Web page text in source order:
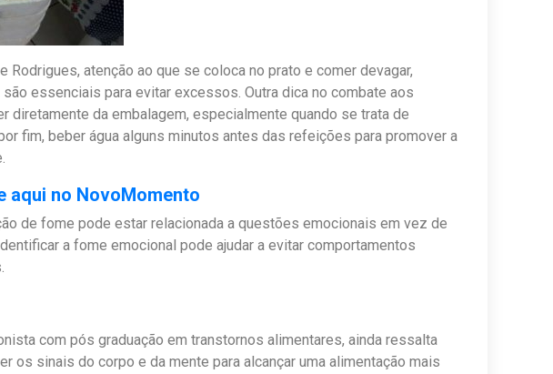
Rodrigues, atenção ao que se coloca no prato e comer devagar,
essenciais para evitar excessos. Outra dica no combate aos
diretamente da embalagem, especialmente quando se trata de
fim, beber água alguns minutos antes das refeições para promover a
aqui no NovoMomento
de fome pode estar relacionada a questões emocionais em vez de
a fome emocional pode ajudar a evitar comportamentos
com pós graduação em transtornos alimentares, ainda ressalta
os sinais do corpo e da mente para alcançar uma alimentação mais